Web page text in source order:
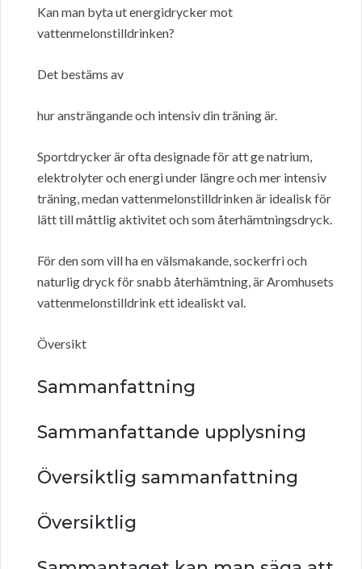
Kan man byta ut energidrycker mot
vattenmelonstilldrinken?
Det bestäms av
hur ansträngande och intensiv din träning är.
Sportdrycker är ofta designade för att ge natrium,
elektrolyter och energi under längre och mer intensiv
träning, medan vattenmelonstilldrinken är idealisk för
lätt till måttlig aktivitet och som återhämtningsdryck.
För den som vill ha en välsmakande, sockerfri och
naturlig dryck för snabb återhämtning, är Aromhusets
vattenmelonstilldrink ett idealiskt val.
Översikt
Sammanfattning
Sammanfattande upplysning
Översiktlig sammanfattning
Översiktlig